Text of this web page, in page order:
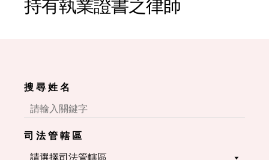
持有執業證書之律師
搜 尋 姓 名
司 法 管 轄 區